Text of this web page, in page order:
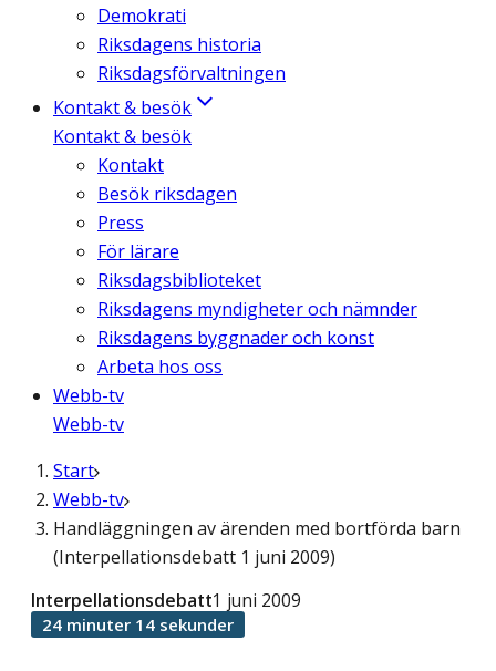
Demokrati
Riksdagens historia
Riksdagsförvaltningen
Kontakt & besök
Kontakt & besök
Kontakt
Besök riksdagen
Press
För lärare
Riksdagsbiblioteket
Riksdagens myndigheter och nämnder
Riksdagens byggnader och konst
Arbeta hos oss
Webb-tv
Webb-tv
Start
Webb-tv
Handläggningen av ärenden med bortförda barn
(Interpellationsdebatt 1 juni 2009)
Interpellationsdebatt1 juni 2009
24 minuter 14 sekunder